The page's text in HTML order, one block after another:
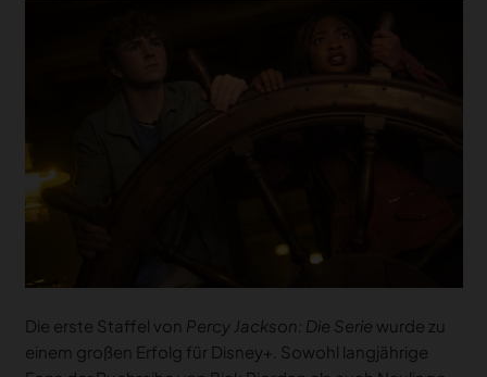
Die erste Staffel von Percy Jackson: Die Serie wurde zu
einem großen Erfolg für Disney+. Sowohl langjährige